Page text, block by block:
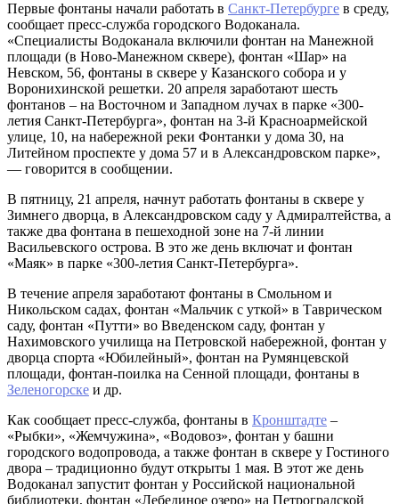
Первые фонтаны начали работать в Санкт-Петербурге в среду,
сообщает пресс-служба городского Водоканала.
«Специалисты Водоканала включили фонтан на Манежной
площади (в Ново-Манежном сквере), фонтан «Шар» на
Невском, 56, фонтаны в сквере у Казанского собора и у
Воронихинской решетки. 20 апреля заработают шесть
фонтанов – на Восточном и Западном лучах в парке «300-
летия Санкт-Петербурга», фонтан на 3-й Красноармейской
улице, 10, на набережной реки Фонтанки у дома 30, на
Литейном проспекте у дома 57 и в Александровском парке»,
— говорится в сообщении.
В пятницу, 21 апреля, начнут работать фонтаны в сквере у
Зимнего дворца, в Александровском саду у Адмиралтейства, а
также два фонтана в пешеходной зоне на 7-й линии
Васильевского острова. В это же день включат и фонтан
«Маяк» в парке «300-летия Санкт-Петербурга».
В течение апреля заработают фонтаны в Смольном и
Никольском садах, фонтан «Мальчик с уткой» в Таврическом
саду, фонтан «Путти» во Введенском саду, фонтан у
Нахимовского училища на Петровской набережной, фонтан у
дворца спорта «Юбилейный», фонтан на Румянцевской
площади, фонтан-поилка на Сенной площади, фонтаны в
Зеленогорске и др.
Как сообщает пресс-служба, фонтаны в Кронштадте –
«Рыбки», «Жемчужина», «Водовоз», фонтан у башни
городского водопровода, а также фонтан в сквере у Гостиного
двора – традиционно будут открыты 1 мая. В этот же день
Водоканал запустит фонтан у Российской национальной
библиотеки, фонтан «Лебединое озеро» на Петроградской